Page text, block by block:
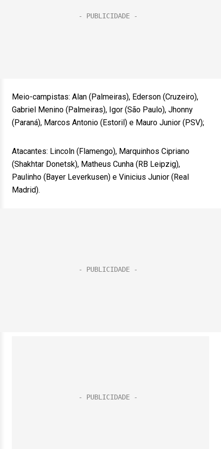
Meio-campistas: Alan (Palmeiras), Ederson (Cruzeiro),
Gabriel Menino (Palmeiras), Igor (São Paulo), Jhonny
(Paraná), Marcos Antonio (Estoril) e Mauro Junior (PSV);
Atacantes: Lincoln (Flamengo), Marquinhos Cipriano
(Shakhtar Donetsk), Matheus Cunha (RB Leipzig),
Paulinho (Bayer Leverkusen) e Vinicius Junior (Real
Madrid).